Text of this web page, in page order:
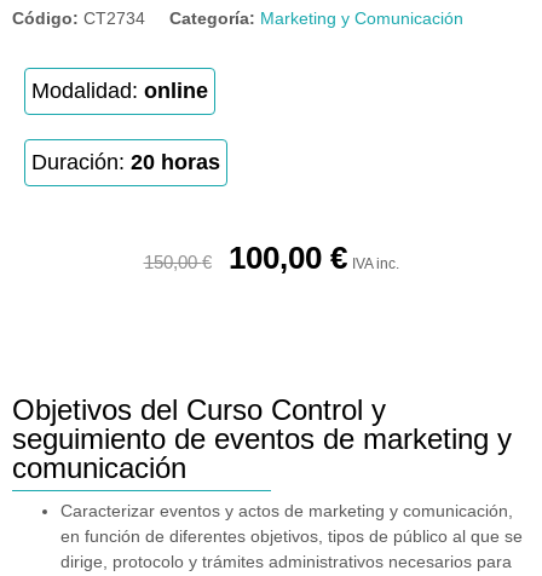
Código: CT2734 Categoría: Marketing y Comunicación
Modalidad: online
Duración: 20 horas
150,00€ 100,00 € IVA inc.
Objetivos del Curso Control y
seguimiento de eventos de marketing y
comunicación
Caracterizar eventos y actos de marketing y comunicación,
en función de diferentes objetivos, tipos de público al que se
dirige, protocolo y trámites administrativos necesarios para